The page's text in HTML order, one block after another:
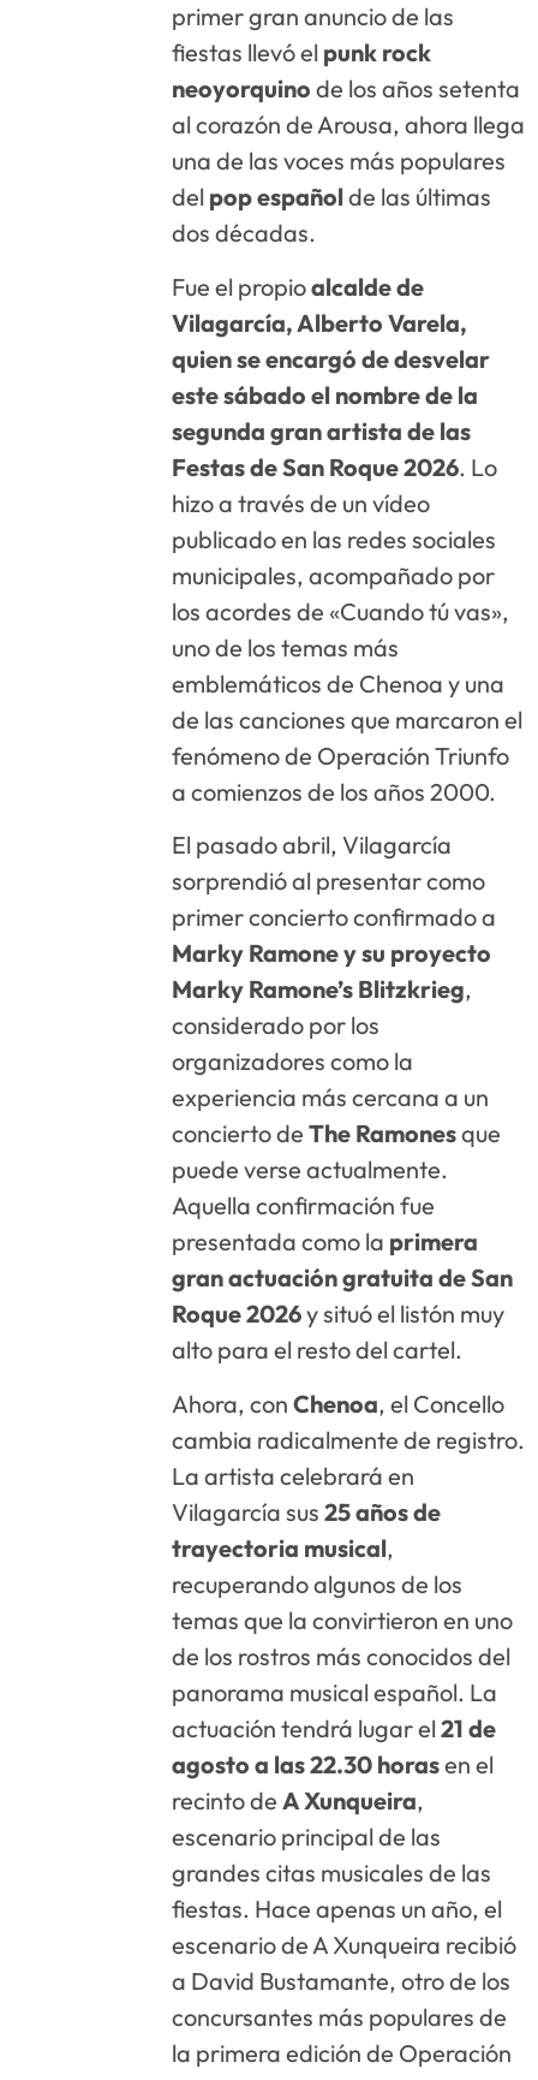
primer gran anuncio de las
fiestas llevó el punk rock
neoyorquino de los años setenta
al corazón de Arousa, ahora llega
una de las voces más populares
del pop españolde las últimas
dos décadas.
Fue el propioalcalde de
Vilagarcía, Alberto Varela,
quien se encargó de desvelar
este sábado el nombre de la
segunda gran artista de las
Festas de San Roque 2026. Lo
hizo a través de un vídeo
publicado en las redes sociales
municipales, acompañado por
los acordes de «Cuando tú vas»,
uno de los temas más
emblemáticos de Chenoa y una
de las canciones que marcaron el
fenómeno de Operación Triunfo
a comienzos de los años 2000.
El pasado abril, Vilagarcía
sorprendió al presentar como
primer concierto confirmado a
Marky Ramone y su proyecto
Marky Ramone’s Blitzkrieg,
considerado por los
organizadores como la
experiencia más cercana a un
concierto deThe Ramonesque
puede verse actualmente.
Aquella confirmación fue
presentada como la primera
gran actuación gratuita de San
Roque 2026y situó el listón muy
alto para el resto del cartel.
Ahora, conChenoa, el Concello
cambia radicalmente de registro.
La artista celebrará en
Vilagarcía sus25 años de
trayectoria musical,
recuperando algunos de los
temas que la convirtieron en uno
de los rostros más conocidos del
panorama musical español. La
actuación tendrá lugar el21 de
agosto a las 22.30 horasen el
recinto de A Xunqueira,
escenario principal de las
grandes citas musicales de las
fiestas. Hace apenas un año, el
escenario de A Xunqueira recibió
a David Bustamante, otro de los
concursantes más populares de
la primera edición de Operación